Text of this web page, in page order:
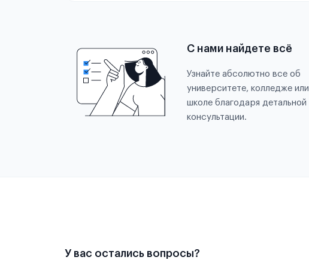
С нами найдете всё
Узнайте абсолютно все об
университете, колледже или
школе благодаря детальной
консультации.
У вас остались вопросы?